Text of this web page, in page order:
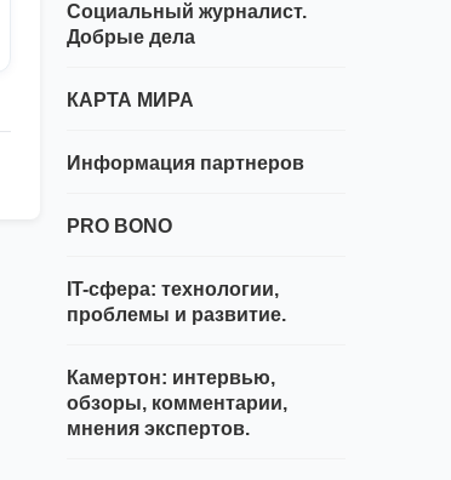
Социальный журналист.
Добрые дела
КАРТА МИРА
Информация партнеров
PRO BONO
IT-сфера: технологии,
проблемы и развитие.
Камертон: интервью,
обзоры, комментарии,
мнения экспертов.